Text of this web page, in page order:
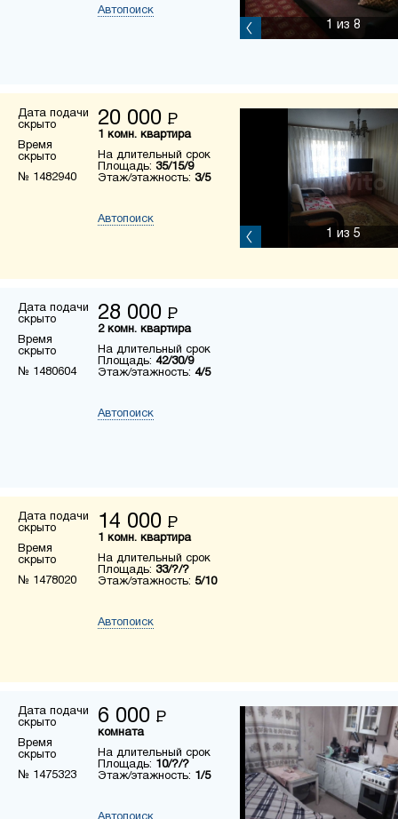
Автопоиск
1 из 8
Дата подачи
скрыто
Время
скрыто
№ 1482940
20 000 Р
1 комн. квартира
На длительный срок
Площадь: 35/15/9
Этаж/этажность: 3/5
Автопоиск
1 из 5
Дата подачи
скрыто
Время
скрыто
№ 1480604
28 000 Р
2 комн. квартира
На длительный срок
Площадь: 42/30/9
Этаж/этажность: 4/5
Автопоиск
Дата подачи
скрыто
Время
скрыто
№ 1478020
14 000 Р
1 комн. квартира
На длительный срок
Площадь: 33/?/?
Этаж/этажность: 5/10
Автопоиск
Дата подачи
скрыто
Время
скрыто
№ 1475323
6 000 Р
комната
На длительный срок
Площадь: 10/?/?
Этаж/этажность: 1/5